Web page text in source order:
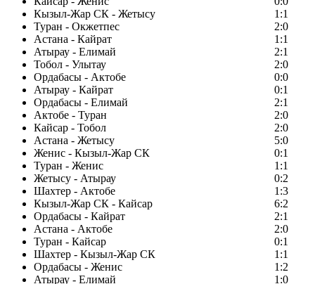
Кызыл-Жар СК - Жетысу
1:1
Туран - Окжетпес
2:0
Астана - Кайрат
1:1
Атырау - Елимай
2:1
Тобол - Улытау
2:0
Ордабасы - Актобе
0:0
Атырау - Кайрат
0:1
Ордабасы - Елимай
2:1
Актобе - Туран
2:0
Кайсар - Тобол
2:0
Астана - Жетысу
5:0
Женис - Кызыл-Жар СК
0:1
Туран - Женис
1:1
Жетысу - Атырау
0:2
Шахтер - Актобе
1:3
Кызыл-Жар СК - Кайсар
6:2
Ордабасы - Кайрат
2:1
Астана - Актобе
2:0
Туран - Кайсар
0:1
Шахтер - Кызыл-Жар СК
1:1
Ордабасы - Женис
1:2
Атырау - Елимай
1:0